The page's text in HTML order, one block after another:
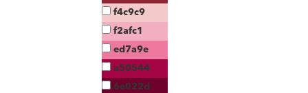
f4c9c9
f2afc1
ed7a9e
a50544
6e022d